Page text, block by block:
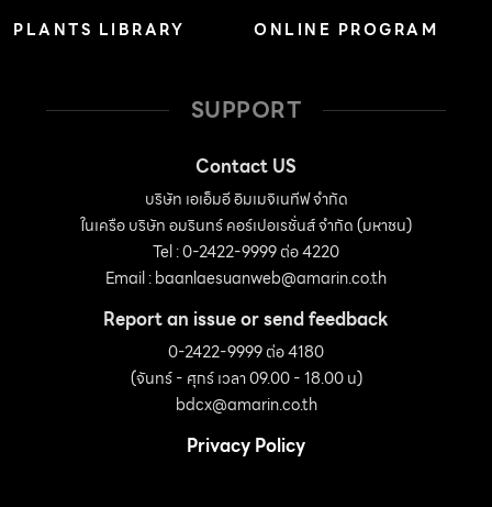
PLANTS LIBRARY ONLINE PROGRAM
SUPPORT
Contact US
บริษัท เอเอ็มอี อิมเมจิเนทีฟ จำกัด
ในเครือ บริษัท อมรินทร์ คอร์เปอเรชั่นส์ จำกัด (มหาชน)
Tel : 0-2422-9999 ต่อ 4220
Email :baanlaesuanweb@amarin.co.th
Report an issue or send feedback
0-2422-9999 ต่อ 4180
(จันทร์ - ศุกร์ เวลา 09.00 - 18.00 น)
bdcx@amarin.co.th
Privacy Policy